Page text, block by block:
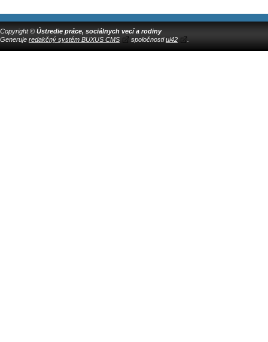
Copyright © Ústredie práce, sociálnych vecí a rodiny
Generuje redakčný systém BUXUS CMS spoločnostiui42